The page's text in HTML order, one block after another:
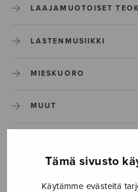
Tämä sivusto
Käytämme evästeitä
LAAJAMUOTOISET
LASTENMUSIIKKI
MIESKUORO
MUUT